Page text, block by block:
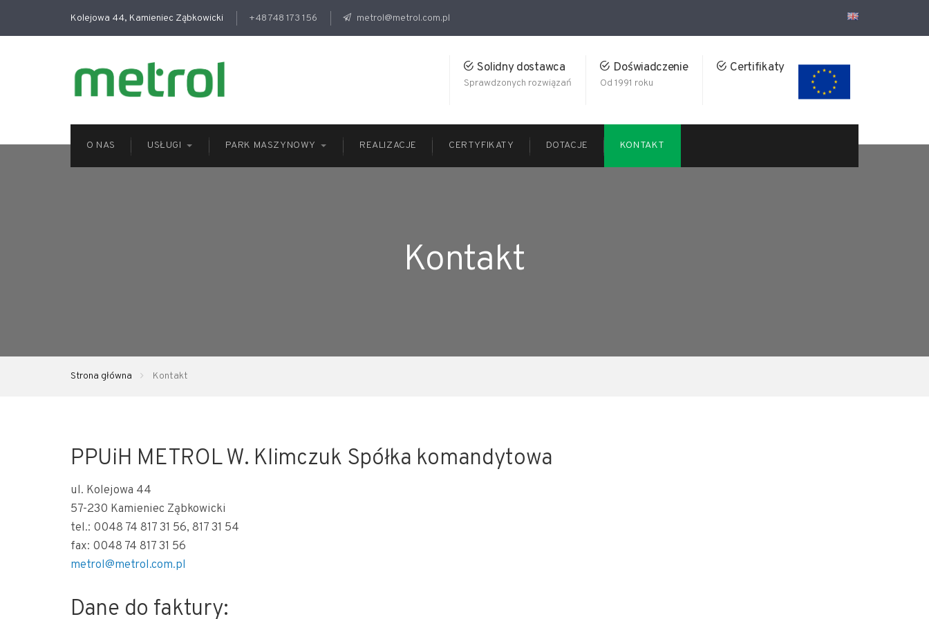
Kolejowa 44, Kamieniec Ząbkowicki +48 748 173 156 metrol@metrol.com.pl
Solidny dostawca
Sprawdzonych rozwiązań
Doświadczenie
Od 1991 roku
Certifikaty
O NAS USŁUGI PARK MASZYNOWY REALIZACJE CERTYFIKATY DOTACJE KONTAKT
Kontakt
Strona główna Kontakt
PPUiH METROL W. Klimczuk Spółka komandytowa
ul. Kolejowa 44
57-230 Kamieniec Ząbkowicki
tel.: 0048 74 817 31 56, 817 31 54
fax: 0048 74 817 31 56
metrol@metrol.com.pl
Dane do faktury: